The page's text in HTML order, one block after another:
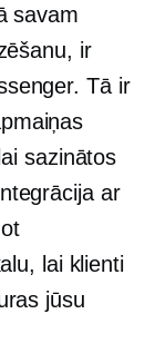
savam
ir
Tā ir
sazinātos
ar
lai klienti
jūsu